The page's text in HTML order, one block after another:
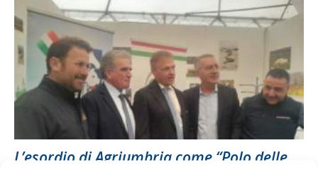
L’esordio di Agriumbria come “Polo delle